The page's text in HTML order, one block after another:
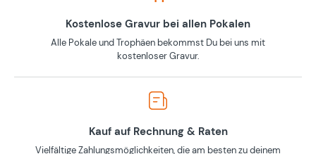
Kostenlose Gravur bei allen Pokalen
Alle Pokale und Trophäen bekommst Du bei uns mit
kostenloser Gravur.
Kauf auf Rechnung & Raten
Vielfältige Zahlungsmöglichkeiten, die am besten zu deinem